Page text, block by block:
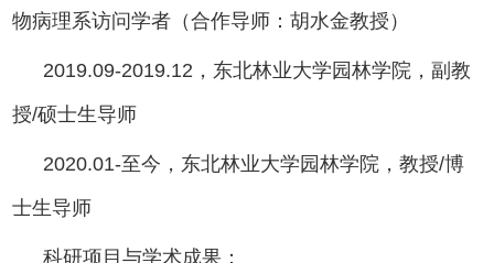
物病理系访问学者（合作导师：胡水金教授）
2019.09-2019.12，东北林业大学园林学院，副教
授/硕士生导师
2020.01-至今，东北林业大学园林学院，教授/博
士生导师
科研项目与学术成果：